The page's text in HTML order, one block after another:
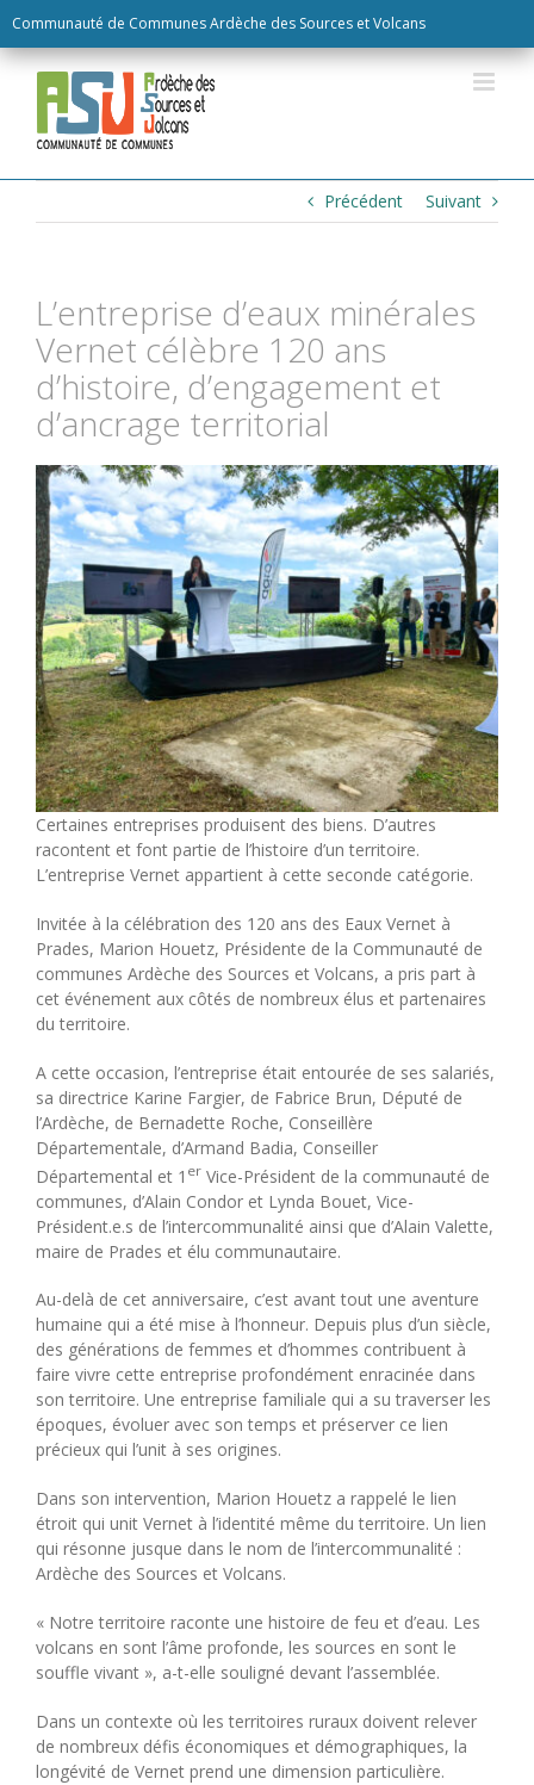
Communauté de Communes Ardèche des Sources et Volcans
to
content
Précédent Suivant
L’entreprise d’eaux minérales
Vernet célèbre 120 ans
d’histoire, d’engagement et
d’ancrage territorial
Certaines entreprises produisent des biens. D’autres
racontent et font partie de l’histoire d’un territoire.
L’entreprise Vernet appartient à cette seconde catégorie.
Invitée à la célébration des 120 ans des Eaux Vernet à
Prades, Marion Houetz, Présidente de la Communauté de
communes Ardèche des Sources et Volcans, a pris part à
cet événement aux côtés de nombreux élus et partenaires
du territoire.
A cette occasion, l’entreprise était entourée de ses salariés,
sa directrice Karine Fargier, de Fabrice Brun, Député de
l’Ardèche, de Bernadette Roche, Conseillère
Départementale, d’Armand Badia, Conseiller
Départemental et 1 erVice-Président de la communauté de
communes, d’Alain Condor et Lynda Bouet, Vice-
Président.e.s de l’intercommunalité ainsi que d’Alain Valette,
maire de Prades et élu communautaire.
Au-delà de cet anniversaire, c’est avant tout une aventure
humaine qui a été mise à l’honneur. Depuis plus d’un siècle,
des générations de femmes et d’hommes contribuent à
faire vivre cette entreprise profondément enracinée dans
son territoire. Une entreprise familiale qui a su traverser les
époques, évoluer avec son temps et préserver ce lien
précieux qui l’unit à ses origines.
Dans son intervention, Marion Houetz a rappelé le lien
étroit qui unit Vernet à l’identité même du territoire. Un lien
qui résonne jusque dans le nom de l’intercommunalité :
Ardèche des Sources et Volcans.
« Notre territoire raconte une histoire de feu et d’eau. Les
volcans en sont l’âme profonde, les sources en sont le
souffle vivant », a-t-elle souligné devant l’assemblée.
Dans un contexte où les territoires ruraux doivent relever
de nombreux défis économiques et démographiques, la
longévité de Vernet prend une dimension particulière.